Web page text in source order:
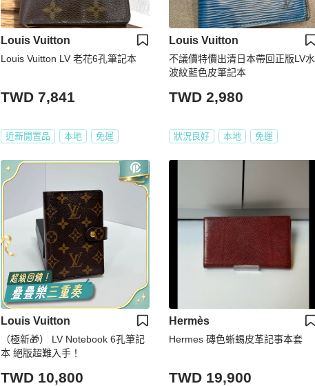
Louis Vuitton
Louis Vuitton LV 老花6孔筆記本
TWD 7,841
近新閒置品 本地 免運
Louis Vuitton
不議價特價出清日本帶回正版LV水
波紋藍色皮筆記本
TWD 2,980
狀況良好 本地 免運
Louis Vuitton
（極新🎁） LV Notebook 6孔筆記
本 絕版超難入手！
TWD 10,800
Hermès
Hermes 磚色蜥蜴皮革記事本套
TWD 19,900